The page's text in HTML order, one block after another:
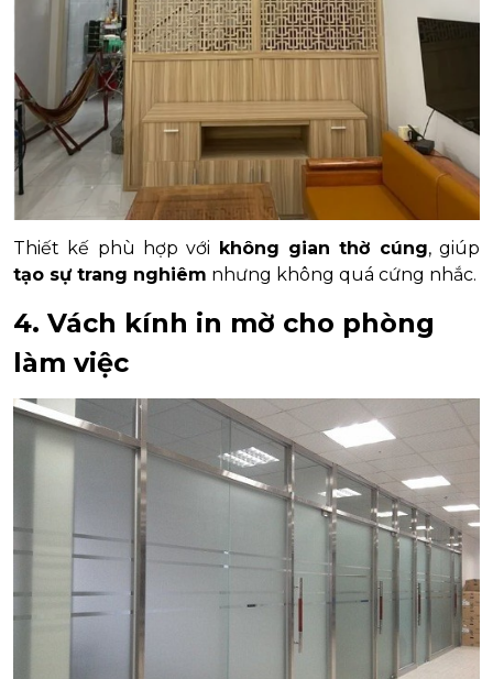
Thiết kế phù hợp với không gian thờ cúng, giúp
tạo sự trang nghiêm nhưng không quá cứng nhắc.
4. Vách kính in mờ cho phòng
làm việc